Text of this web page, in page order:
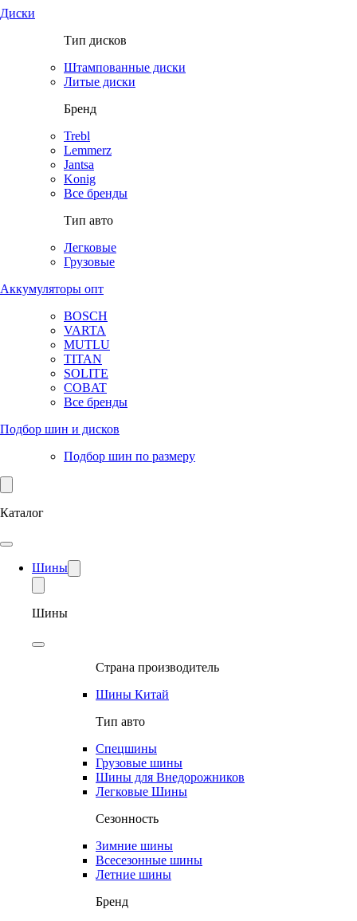
Диски
Тип дисков
Штампованные диски
Литые диски
Бренд
Trebl
Lemmerz
Jantsa
Konig
Все бренды
Тип авто
Легковые
Грузовые
Аккумуляторы опт
BOSCH
VARTA
MUTLU
TITAN
SOLITE
COBAT
Все бренды
Подбор шин и дисков
Подбор шин по размеру
Каталог
Шины
Шины
Страна производитель
Шины Китай
Тип авто
Спецшины
Грузовые шины
Шины для Внедорожников
Легковые Шины
Сезонность
Зимние шины
Всесезонные шины
Летние шины
Бренд